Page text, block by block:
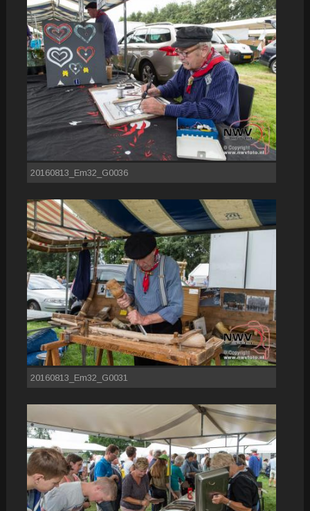
20160813_Em32_G0036
20160813_Em32_G0031